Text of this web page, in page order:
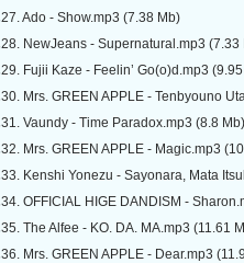
27. Ado - Show.mp3 (7.38 Mb)
28. NewJeans - Supernatural.mp3 (7.33
29. Fujii Kaze - Feelin’ Go(o)d.mp3
30. Mrs. GREEN APPLE - Tenbyouno
31. Vaundy - Time Paradox.mp3 (8.8 Mb)
32. Mrs. GREEN APPLE - Magic.mp3
33. Kenshi Yonezu - Sayonara, Mata
34. OFFICIAL HIGE DANDISM -
35. The Alfee - KO. DA. MA.mp3 (11.61
36. Mrs. GREEN APPLE - Dear.mp3